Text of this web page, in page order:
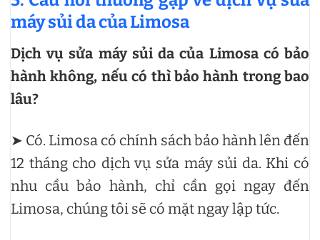
máy sủi da của Limosa
Dịch vụ sửa máy sủi da của Limosa có bảo
hành không, nếu có thì bảo hành trong bao
lâu?
➤ Có. Limosa có chính sách bảo hành lên đến
12 tháng cho dịch vụ sửa máy sủi da. Khi có
nhu cầu bảo hành, chỉ cần gọi ngay đến
Limosa, chúng tôi sẽ có mặt ngay lập tức.